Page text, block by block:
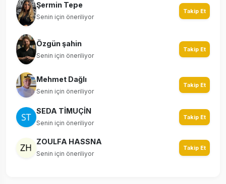
Şermin Tepe
Senin için öneriliyor
Takip Et
Özgün şahin
Senin için öneriliyor
Takip Et
Mehmet Dağlı
Senin için öneriliyor
Takip Et
SEDA TİMUÇİN
Senin için öneriliyor
Takip Et
ZOULFA HASSNA
Senin için öneriliyor
Takip Et